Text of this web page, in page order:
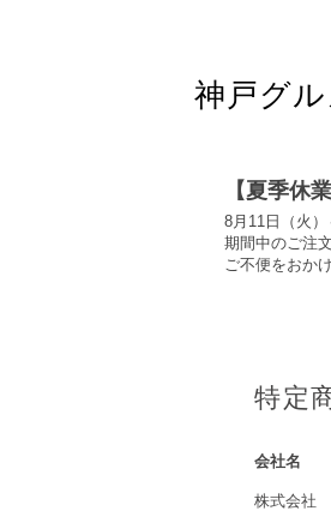
神戸グル
【夏季休
8月11日（火）
期間中のご注
ご不便をおか
特定
会社名
株式会社